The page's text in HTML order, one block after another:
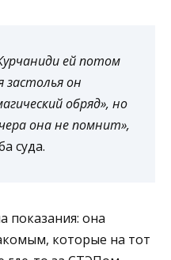
ей потом
застолья он
обряд», но
она не помнит»,
суда.
показания: она
которые на тот